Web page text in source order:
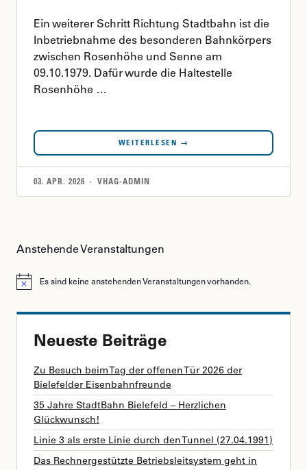
Ein weiterer Schritt Richtung Stadtbahn ist die
Inbetriebnahme des besonderen Bahnkörpers
zwischen Rosenhöhe und Senne am
09.10.1979. Dafür wurde die Haltestelle
Rosenhöhe …
WEITERLESEN →
03. APR. 2026 · VHAG-ADMIN
Anstehende Veranstaltungen
HinweisEs sind keine anstehenden Veranstaltungen vorhanden.
Neueste Beiträge
Zu Besuch beim Tag der offenen Tür 2026 der
Bielefelder Eisenbahnfreunde
35 Jahre StadtBahn Bielefeld – Herzlichen
Glückwunsch!
Linie 3 als erste Linie durch den Tunnel (27.04.1991)
Das Rechnergestützte Betriebsleitsystem geht in